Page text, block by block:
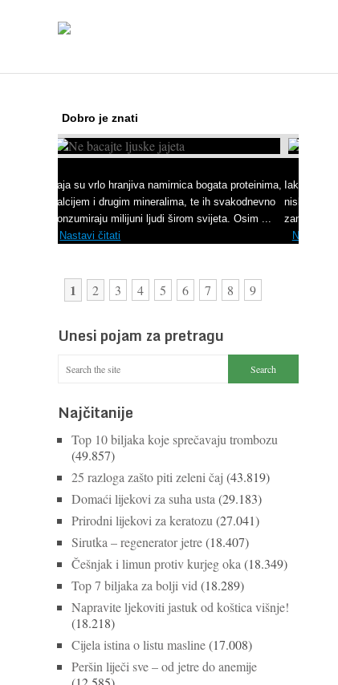
Dobro je znati
Iako je »visok krvni tlak« mnogo opasniji od
niskog, »hipotenziju« ni slučajno ne bi trebali
zanemarivati jer također može prouzročiti ...
Nastavi čitati
1 2 3 4 5 6 7 8 9
Unesi pojam za pretragu
Najčitanije
Top 10 biljaka koje sprečavaju trombozu
(49.857)
25 razloga zašto piti zeleni čaj (43.819)
Domaći lijekovi za suha usta (29.183)
Prirodni lijekovi za keratozu (27.041)
Sirutka – regenerator jetre(18.407)
Češnjak i limun protiv kurjeg oka (18.349)
Top 7 biljaka za bolji vid (18.289)
Napravite ljekoviti jastuk od koštica višnje!
(18.218)
Cijela istina o listu masline(17.008)
Peršin liječi sve – od jetre do anemije